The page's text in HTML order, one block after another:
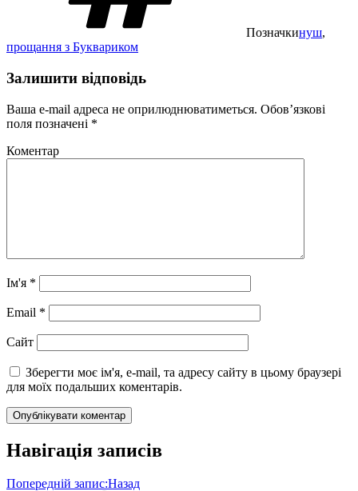
Позначкинуш,
прощання з Буквариком
Залишити відповідь
Ваша e-mail адреса не оприлюднюватиметься. Обов’язкові
поля позначені *
Коментар
Ім'я *
Email *
Сайт
Зберегти моє ім'я, e-mail, та адресу сайту в цьому браузері
для моїх подальших коментарів.
Навігація записів
Попередній запис:Назад